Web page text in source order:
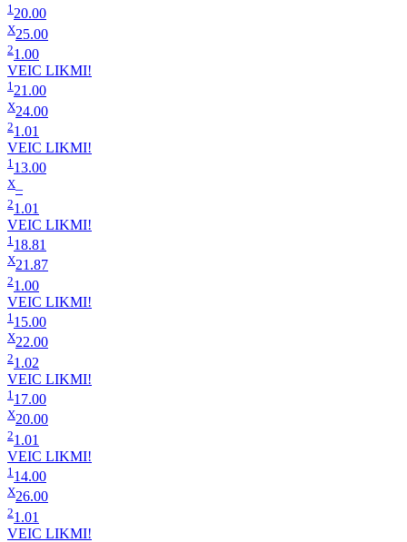
1 20.00
X25.00
21.00
VEIC LIKMI!
1 21.00
X24.00
21.01
VEIC LIKMI!
1 13.00
X–
21.01
VEIC LIKMI!
1 18.81
X21.87
21.00
VEIC LIKMI!
1 15.00
X22.00
21.02
VEIC LIKMI!
1 17.00
X20.00
21.01
VEIC LIKMI!
1 14.00
X26.00
21.01
VEIC LIKMI!